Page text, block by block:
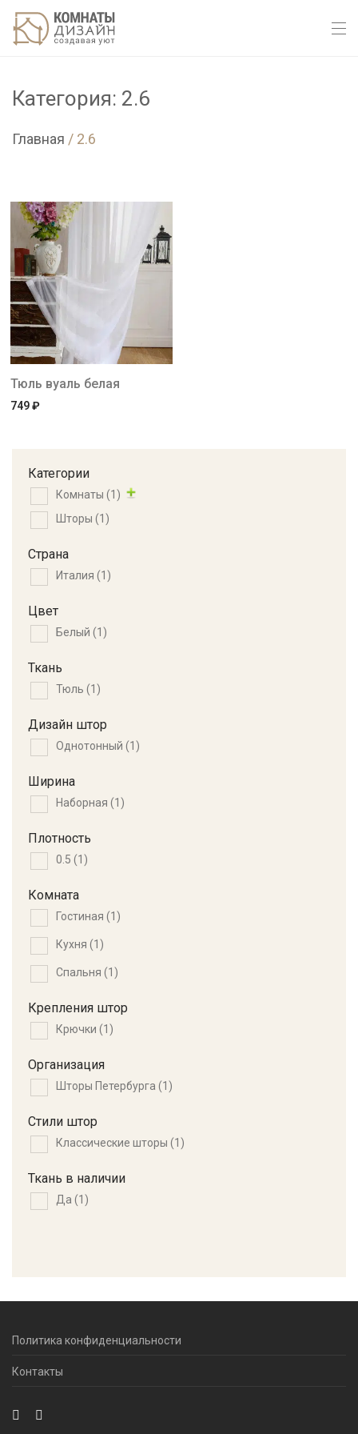
Категория: 2.6
Главная / 2.6
Категории
Комнаты (1)
Шторы (1)
Страна
Италия (1)
Цвет
Белый (1)
Ткань
Тюль (1)
Дизайн штор
Однотонный (1)
Ширина
Наборная (1)
Плотность
0.5 (1)
Комната
Гостиная (1)
Кухня (1)
Спальня (1)
Крепления штор
Крючки (1)
Организация
Шторы Петербурга (1)
Стили штор
Классические шторы (1)
Ткань в наличии
Да (1)
Тюль вуаль белая
749₽
Политика конфиденциальности
Контакты